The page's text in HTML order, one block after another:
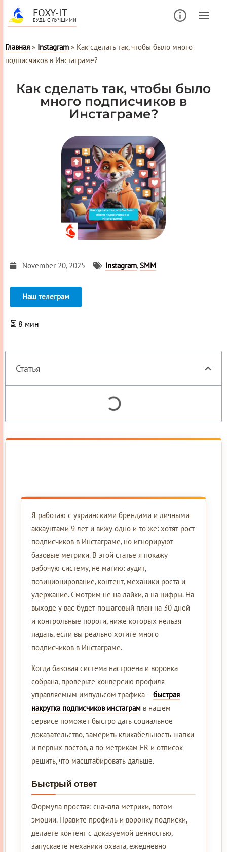
FOXY-IT
БУДЬ С ЛУЧШИМИ
Главная » Instagram » Как сделать так, чтобы было много
подписчиков в Инстаграме?
Как сделать так, чтобы было
много подписчиков в
Инстаграме?
November 20, 2025 Instagram,SMM
Наш телеграм
⏳ 8 мин
Статья
Я работаю с украинскими брендами и личными
аккаунтами 9 лет и вижу одно и то же: хотят рост
подписчиков в Инстаграме, но игнорируют
базовые метрики. В этой статье я покажу
рабочую систему, не магию: аудит,
позиционирование, контент, механики роста и
удержание. Смотрим не на лайки, а на цифры. На
выходе у вас будет пошаговый план на 30 дней
и контрольные пороги, ниже которых нельзя
падать, если вы реально хотите много
подписчиков в Инстаграме.
Когда базовая система настроена и воронка
собрана, проверьте конверсию профиля
управляемым импульсом трафика – быстрая
накрутка подписчиков инстаграм в нашем
сервисе поможет быстро дать социальное
доказательство, замерить кликабельность шапки
и первых постов, а по метрикам ER и отписок
решить, что масштабировать дальше.
Быстрый ответ
Формула простая: сначала метрики, потом
эмоции. Правите профиль и воронку подписки,
делаете контент с доказуемой ценностью,
запускаете механики охвата, ежедневно